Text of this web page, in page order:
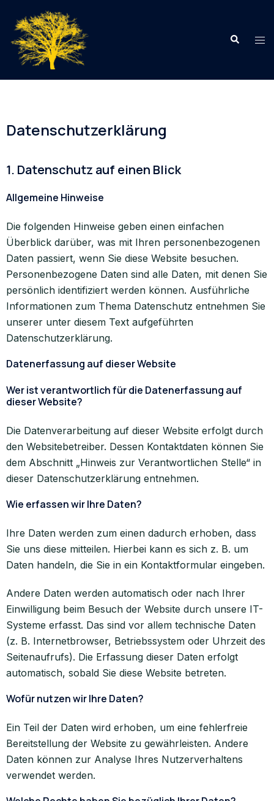
Datenschutzerklärung
1. Datenschutz auf einen Blick
Allgemeine Hinweise
Die folgenden Hinweise geben einen einfachen
Überblick darüber, was mit Ihren personenbezogenen
Daten passiert, wenn Sie diese Website besuchen.
Personenbezogene Daten sind alle Daten, mit denen Sie
persönlich identifiziert werden können. Ausführliche
Informationen zum Thema Datenschutz entnehmen Sie
unserer unter diesem Text aufgeführten
Datenschutzerklärung.
Datenerfassung auf dieser Website
Wer ist verantwortlich für die Datenerfassung auf
dieser Website?
Die Datenverarbeitung auf dieser Website erfolgt durch
den Websitebetreiber. Dessen Kontaktdaten können Sie
dem Abschnitt „Hinweis zur Verantwortlichen Stelle“ in
dieser Datenschutzerklärung entnehmen.
Wie erfassen wir Ihre Daten?
Ihre Daten werden zum einen dadurch erhoben, dass
Sie uns diese mitteilen. Hierbei kann es sich z. B. um
Daten handeln, die Sie in ein Kontaktformular eingeben.
Andere Daten werden automatisch oder nach Ihrer
Einwilligung beim Besuch der Website durch unsere IT-
Systeme erfasst. Das sind vor allem technische Daten
(z. B. Internetbrowser, Betriebssystem oder Uhrzeit des
Seitenaufrufs). Die Erfassung dieser Daten erfolgt
automatisch, sobald Sie diese Website betreten.
Wofür nutzen wir Ihre Daten?
Ein Teil der Daten wird erhoben, um eine fehlerfreie
Bereitstellung der Website zu gewährleisten. Andere
Daten können zur Analyse Ihres Nutzerverhaltens
verwendet werden.